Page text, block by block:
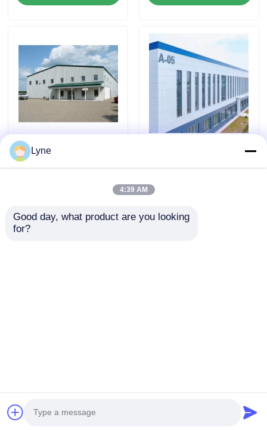
nghiệp
Thư viện cấu trúc
thép trước chế tạo
để xe công nghiệp
Lyne
4:39 AM
Good day, what product are you looking
for?